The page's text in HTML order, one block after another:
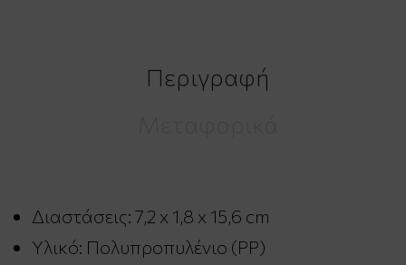
Περιγραφή
Διαστάσεις: 7,2 x 1,8 x 15,6 cm
Υλικό: Πολυπροπυλένιο (PP)